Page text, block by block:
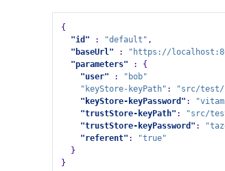
{
"id"
: "default" ,
"baseUrl"
: "https://
"parameters"
:
{
"user"
:
"bob"
"keyStore-keyPath" :
"src/test/
"keyStore-keyPassword" :
"trustStore-keyPath" :
"src/
"trustStore-keyPassword" :
"referent" :
"true"
}
}